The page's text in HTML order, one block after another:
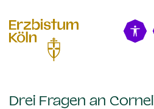
Drei Fragen an